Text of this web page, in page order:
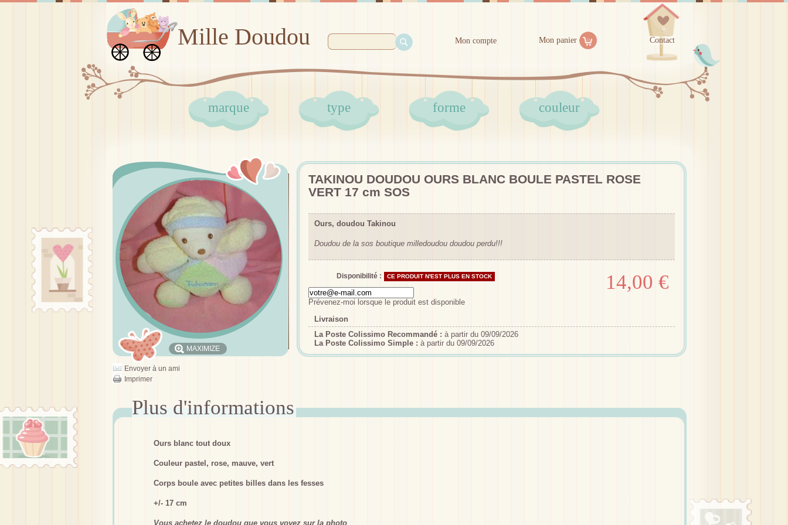
Mille Doudou Mon compte Mon panier Contact
marque type forme couleur
MAXIMIZE
Envoyer à un ami
Imprimer
TAKINOU DOUDOU OURS BLANC BOULE PASTEL ROSE
VERT 17 cm SOS
Ours, doudou Takinou
Doudou de la sos boutique milledoudou doudou perdu!!!
Disponibilité : CE PRODUIT N'EST PLUS EN STOCK
Prévenez-moi lorsque le produit est disponible
14,00 €
Livraison
La Poste Colissimo Recommandé : à partir du 09/09/2026
La Poste Colissimo Simple : à partir du 09/09/2026
Ours blanc tout doux
Couleur pastel, rose, mauve, vert
Corps boule avec petites billes dans les fesses
+/- 17 cm
Vous achetez le doudou que vous voyez sur la photo